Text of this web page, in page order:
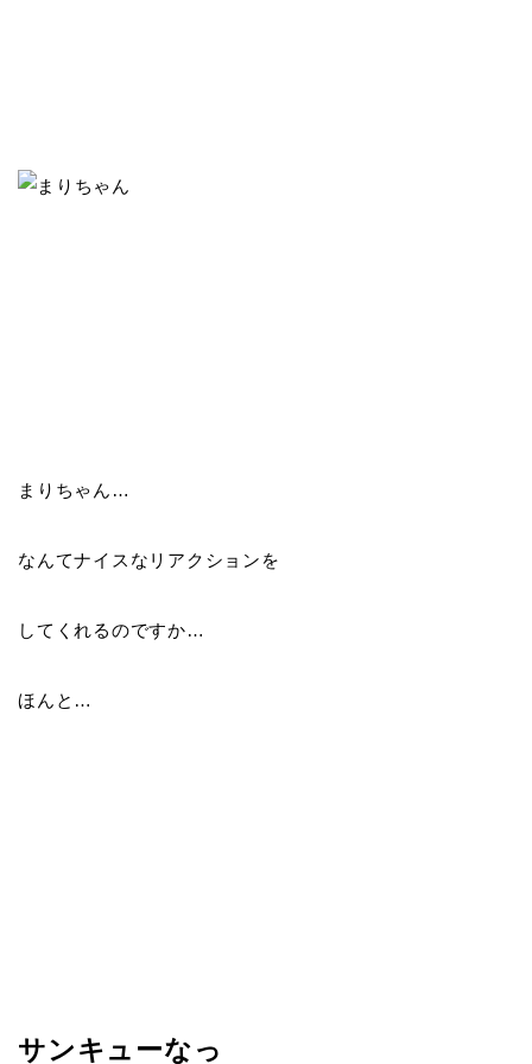
まりちゃん…
なんてナイスなリアクションを
してくれるのですか…
ほんと…
サンキューなっ